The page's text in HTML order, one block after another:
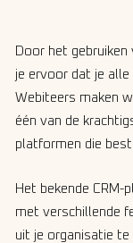
Door het
je ervoor dat je alle
Webiteers maken
één van de
platformen die
Het bekende
met verschillende
uit je organisatie